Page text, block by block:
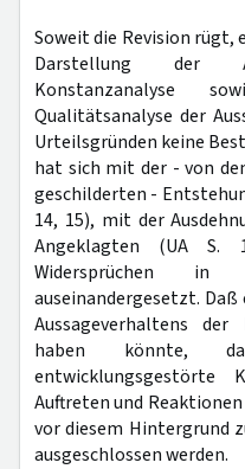
Soweit die Revision rügt,
Darstellung der
Konstanzanalyse
Qualitätsanalyse der
Urteilsgründen keine
hat sich mit der - von
geschilderten -
14, 15), mit der
Angeklagten (UA S.
Widersprüchen in
auseinandergesetzt.
Aussageverhaltens der
haben könnte,
entwicklungsgestörte
Auftreten und
vor diesem Hintergrund
ausgeschlossen werden.